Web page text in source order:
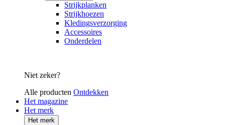
Strijkplanken
Strijkhoezen
Kledingsverzorging
Accessoires
Onderdelen
Niet zeker?
Alle producten Ontdekken
Het magazine
Het merk
Het merk